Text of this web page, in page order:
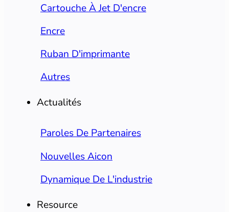
Cartouche À Jet D'encre
Encre
Ruban D'imprimante
Autres
Actualités
Paroles De Partenaires
Nouvelles Aicon
Dynamique De L'industrie
Resource